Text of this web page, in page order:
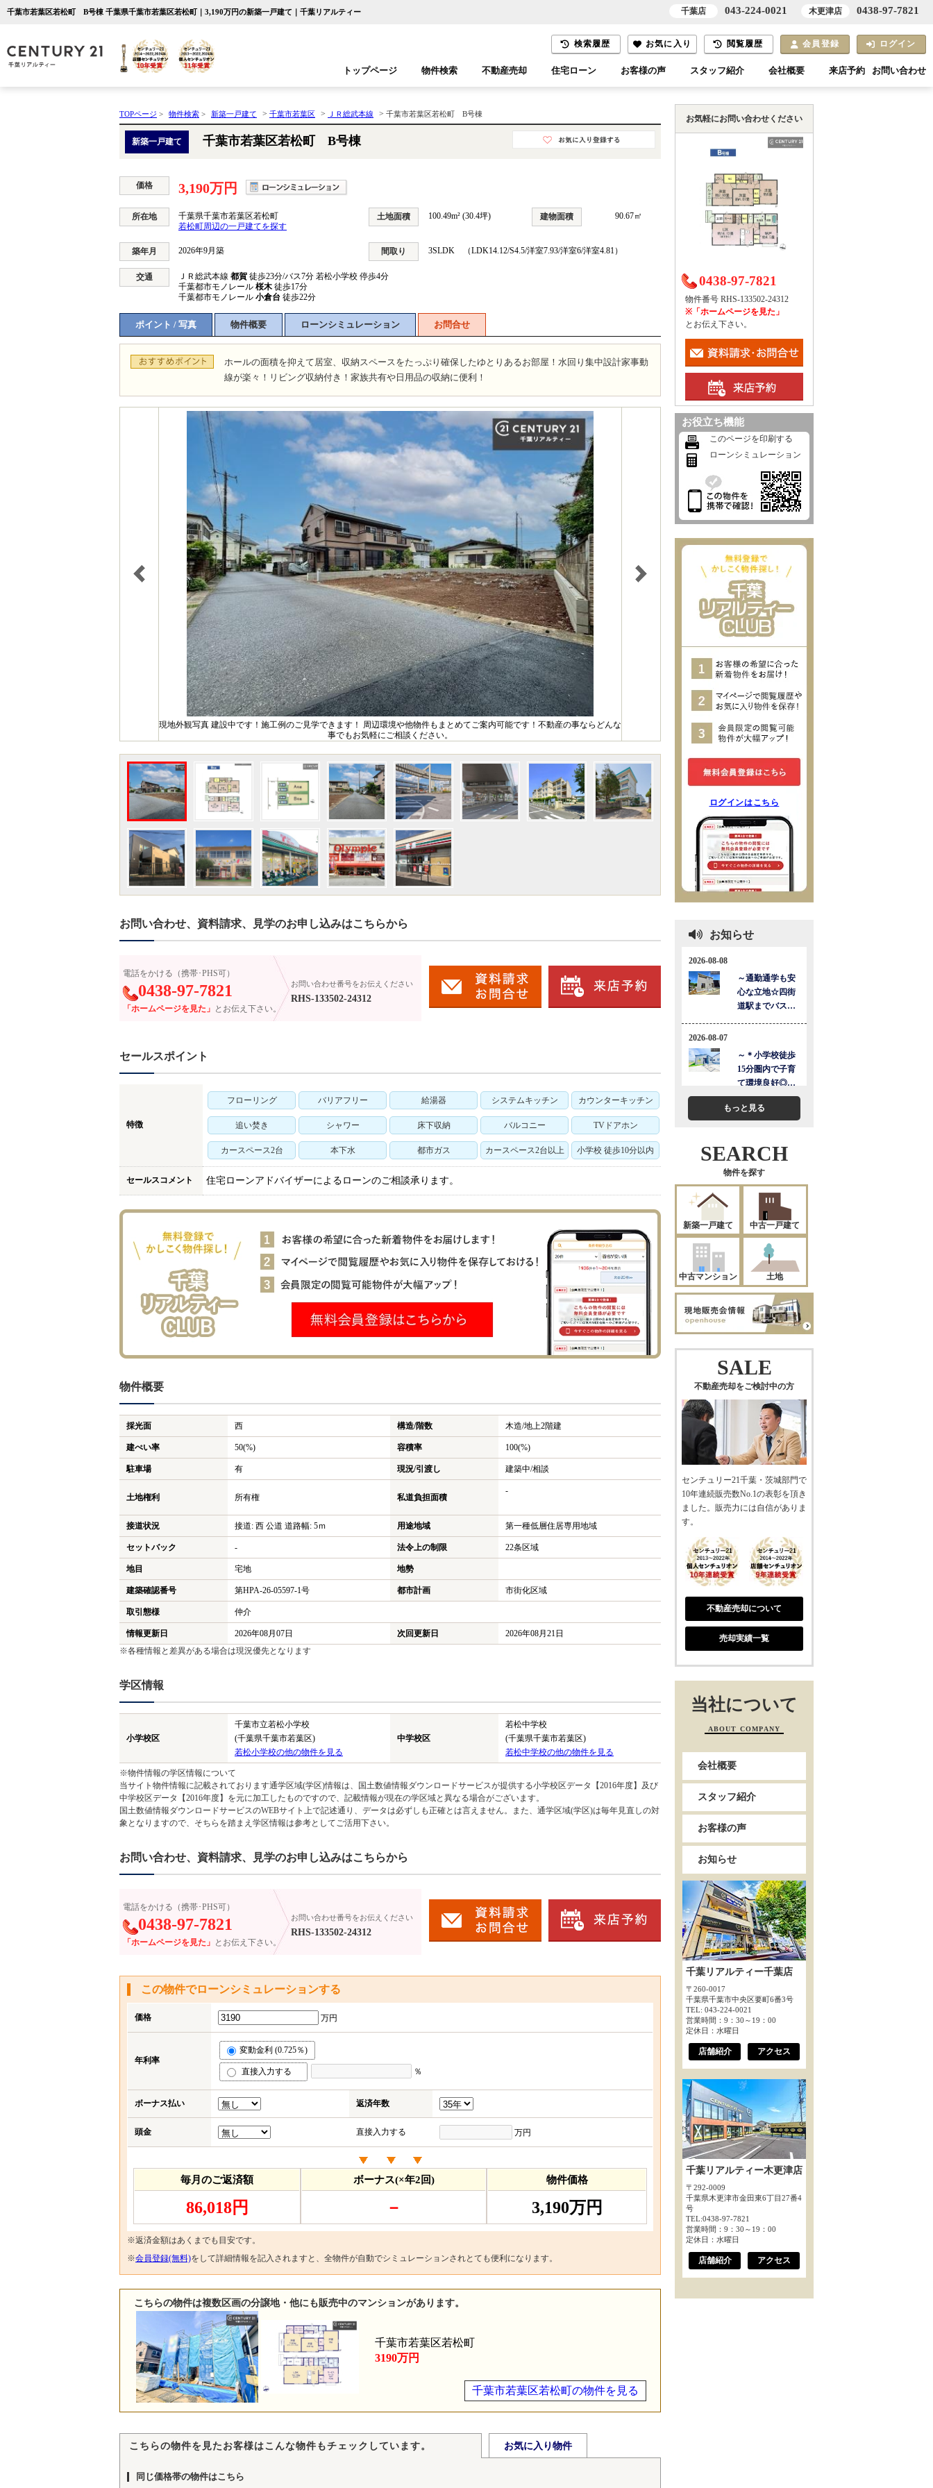
千葉市若葉区若松町 B号棟 千葉県千葉市若葉区若松町｜3,190万円の新築一戸建て｜千葉リアルティー
検索履歴 お気に入り 閲覧履歴 会員登録 ログイン
トップページ 物件検索
千葉エリア 木更津エリア
不動産売却 住宅ローン お客様の声 スタッフ紹介 会社概要 来店予約 お問い合わせ
TOPページ > 物件検索 > 新築一戸建て > 千葉市若葉区 > ＪＲ総武本線 > 千葉市若葉区若松町 B号棟
新築一戸建て 千葉市若葉区若松町 B号棟
価格 3,190万円
所在地
千葉県千葉市若葉区若松町
若松町周辺の一戸建てを探す
土地面積 100.49m² (30.4坪) 建物面積 90.67㎡
築年月 2026年9月築 間取り 3SLDK （LDK14.12/S4.5/洋室7.93/洋室6/洋室4.81）
交通 ＪＲ総武本線 都賀 徒歩23分/バス7分 若松小学校 停歩4分
千葉都市モノレール 桜木 徒歩17分
千葉都市モノレール 小倉台 徒歩22分
ポイント / 写真 物件概要 ローンシミュレーション お問合せ
ホールの面積を抑えて居室、収納スペースをたっぷり確保したゆとりあるお部屋！水回り集中設計家事動
線が楽々！リビング収納付き！家族共有や日用品の収納に便利！
現地外観写真 建設中です！施工例のご見学できます！ 周辺環境や他物件もまとめてご案内可能です！不動産の事ならどんな
事でもお気軽にご相談ください。
お問い合わせ、資料請求、見学のお申し込みはこちらから
電話をかける（携帯･PHS可）
0438-97-7821
「ホームページを見た」 とお伝え下さい。
お問い合わせ番号をお伝えください
RHS-133502-24312
セールスポイント
特徴
フローリング バリアフリー 給湯器 システムキッチン カウンターキッチン
追い焚き シャワー 床下収納 バルコニー TVドアホン
カースペース2台 本下水 都市ガス カースペース2台以上 小学校 徒歩10分以内
セールスコメント 住宅ローンアドバイザーによるローンのご相談承ります。
物件概要
採光面 西 構造/階数 木造/地上2階建
建ぺい率 50(%) 容積率 100(%)
駐車場 有 現況/引渡し 建築中/相談
土地権利 所有権 私道負担面積
-
接道状況 接道: 西 公道 道路幅: 5ｍ 用途地域 第一種低層住居専用地域
セットバック - 法令上の制限 22条区域
地目 宅地 地勢
建築確認番号 第HPA-26-05597-1号 都市計画 市街化区域
取引態様 仲介
情報更新日 2026年08月07日 次回更新日
2026年08月21日
※各種情報と差異がある場合は現況優先となります
学区情報
小学校区
千葉市立若松小学校
(千葉県千葉市若葉区)
若松小学校の他の物件を見る
中学校区
若松中学校
(千葉県千葉市若葉区)
若松中学校の他の物件を見る
※物件情報の学区情報について
当サイト物件情報に記載されております通学区域(学区)情報は、国土数値情報ダウンロードサービスが提供する小学校区データ【2016年度】及び
中学校区データ【2016年度】を元に加工したものですので、記載情報が現在の学区域と異なる場合がございます。
国土数値情報ダウンロードサービスのWEBサイト上で記述通り、データは必ずしも正確とは言えません。また、通学区域(学区)は毎年見直しの対
象となりますので、そちらを踏まえ学区情報は参考としてご活用下さい。
お問い合わせ、資料請求、見学のお申し込みはこちらから
電話をかける（携帯･PHS可）
0438-97-7821
「ホームページを見た」 とお伝え下さい。
お問い合わせ番号をお伝えください
RHS-133502-24312
この物件でローンシミュレーションする
価格 万円
年利率
変動金利 (0.725％)
直接入力する ％
ボーナス払い 返済年数
頭金 直接入力する 万円
毎月のご返済額
86,018円
ボーナス(×年2回)
－
物件価格
3,190万円
※返済金額はあくまでも目安です。
※会員登録(無料)をして詳細情報を記入されますと、全物件が自動でシミュレーションされとても便利になります。
こちらの物件は複数区画の分譲地・他にも販売中のマンションがあります。
千葉市若葉区若松町の物件を見る
千葉市若葉区若松町
3190万円
こちらの物件を見たお客様はこんな物件もチェックしています。 お気に入り物件
同じ価格帯の物件はこちら
お気軽にお問い合わせください
0438-97-7821
物件番号 RHS-133502-24312
※「ホームページを見た」
とお伝え下さい。
お役立ち機能
このページを印刷する
ローンシミュレーション
ログインはこちら
お知らせ
もっと見る
SEARCH
物件を探す
新築一戸建て 中古一戸建て
中古マンション 土地
SALE
不動産売却をご検討中の方
センチュリー21千葉・茨城部門で
10年連続販売数No.1の表彰を頂き
ました。販売力には自信がありま
す。
不動産売却について
売却実績一覧
当社について
ABOUT COMPANY
会社概要
スタッフ紹介
お客様の声
お知らせ
千葉リアルティー千葉店
〒260-0017
千葉県千葉市中央区要町6番3号
TEL: 043-224-0021
営業時間：9：30～19：00
定休日：水曜日
店舗紹介 アクセス
千葉リアルティー木更津店
〒292-0009
千葉県木更津市金田東6丁目27番4
号
TEL:0438-97-7821
営業時間：9：30～19：00
定休日：水曜日
店舗紹介 アクセス
千葉店 043-224-0021 木更津店 0438-97-7821